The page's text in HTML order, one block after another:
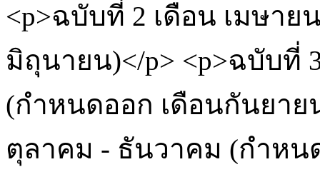
<p>ฉบับที่ 2 เดือน เมษา
มิถุนายน)</p> <p>ฉบับที่
(กำหนดออก เดือนกันยาย
ตุลาคม - ธันวาคม (กำหน